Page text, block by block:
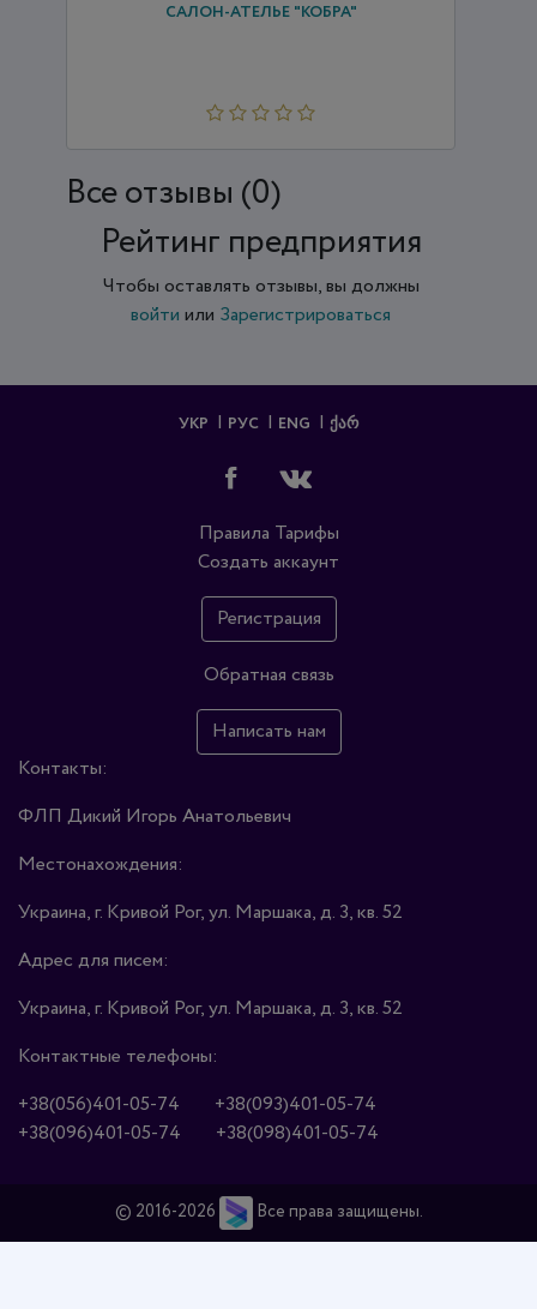
САЛОН-АТЕЛЬЕ "КОБРА"
Все отзывы (0)
Рейтинг предприятия
Чтобы оставлять отзывы, вы должны
войти или Зарегистрироваться
УКР РУС ENG ᲥᲐᲠ
Правила Тарифы
Создать аккаунт
Регистрация
Обратная связь
Написать нам
Контакты:
ФЛП Дикий Игорь Анатольевич
Местонахождения:
Украина, г. Кривой Рог, ул. Маршака, д. 3, кв. 52
Адрес для писем:
Украина, г. Кривой Рог, ул. Маршака, д. 3, кв. 52
Контактные телефоны:
+38(056)401-05-74
+38(093)401-05-74
+38(096)401-05-74
+38(098)401-05-74
© 2016-2026 Все права защищены.